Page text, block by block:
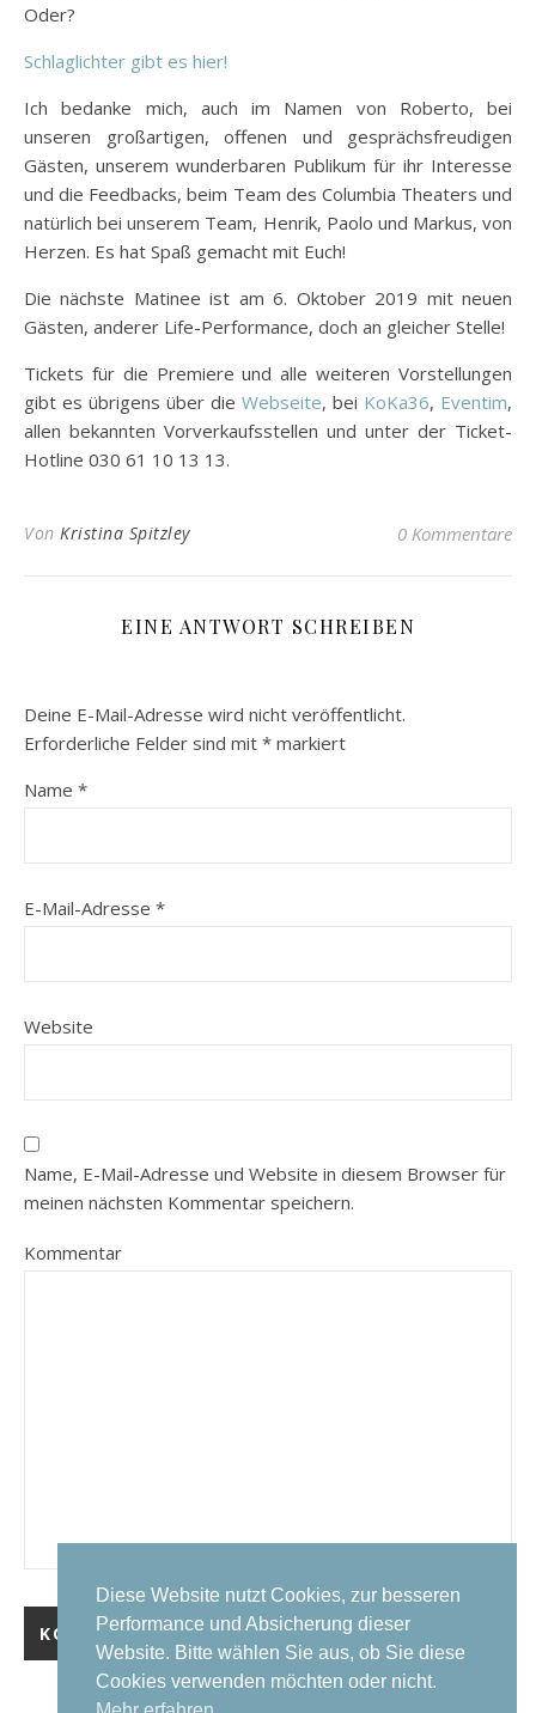
Oder?
Schlaglichter gibt es hier!
Ich bedanke mich, auch im Namen von Roberto, bei
unseren großartigen, offenen und gesprächsfreudigen
Gästen, unserem wunderbaren Publikum für ihr Interesse
und die Feedbacks, beim Team des Columbia Theaters und
natürlich bei unserem Team, Henrik, Paolo und Markus, von
Herzen. Es hat Spaß gemacht mit Euch!
Die nächste Matinee ist am 6. Oktober 2019 mit neuen
Gästen, anderer Life-Performance, doch an gleicher Stelle!
Tickets für die Premiere und alle weiteren Vorstellungen
gibt es übrigens über die Webseite, bei KoKa36, Eventim,
allen bekannten Vorverkaufsstellen und unter der Ticket-
Hotline 030 61 10 13 13.
Von Kristina Spitzley 0 Kommentare
EINE ANTWORT SCHREIBEN
Deine E-Mail-Adresse wird nicht veröffentlicht.
Erforderliche Felder sind mit * markiert
Name *
E-Mail-Adresse *
Website
Name, E-Mail-Adresse und Website in diesem Browser für
meinen nächsten Kommentar speichern.
Kommentar
Diese Website nutzt Cookies, zur besseren
Performance und Absicherung dieser
Website. Bitte wählen Sie aus, ob Sie diese
Cookies verwenden möchten oder nicht.